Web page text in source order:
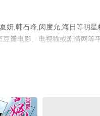
妍,韩石峰,闵度允,海日等明星
瓣电影、电视猫或剧情网等